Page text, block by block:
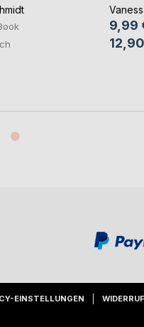
9,99
EINSTELLUNGEN WIDERRUF